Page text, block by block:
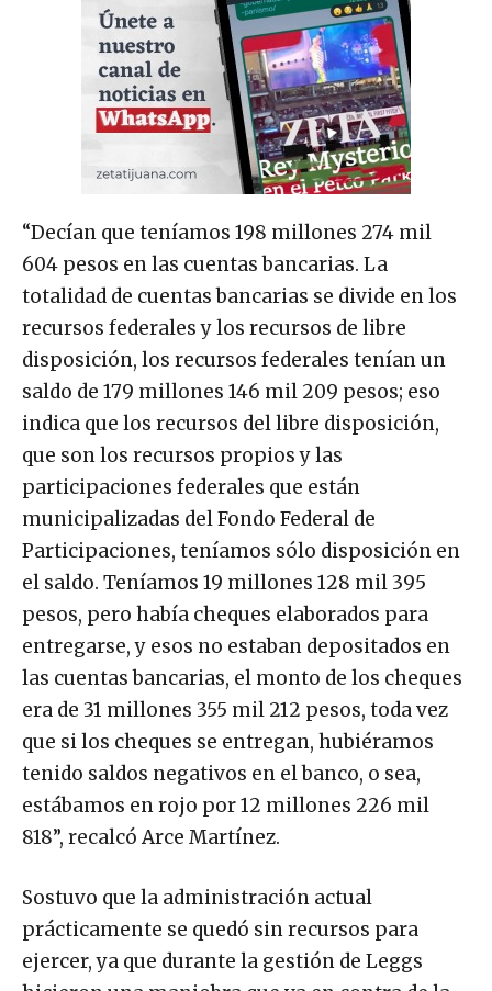
“Decían que teníamos 198 millones 274 mil
604 pesos en las cuentas bancarias. La
totalidad de cuentas bancarias se divide en los
recursos federales y los recursos de libre
disposición, los recursos federales tenían un
saldo de 179 millones 146 mil 209 pesos; eso
indica que los recursos del libre disposición,
que son los recursos propios y las
participaciones federales que están
municipalizadas del Fondo Federal de
Participaciones, teníamos sólo disposición en
el saldo. Teníamos 19 millones 128 mil 395
pesos, pero había cheques elaborados para
entregarse, y esos no estaban depositados en
las cuentas bancarias, el monto de los cheques
era de 31 millones 355 mil 212 pesos, toda vez
que si los cheques se entregan, hubiéramos
tenido saldos negativos en el banco, o sea,
estábamos en rojo por 12 millones 226 mil
818”, recalcó Arce Martínez.
Sostuvo que la administración actual
prácticamente se quedó sin recursos para
ejercer, ya que durante la gestión de Leggs